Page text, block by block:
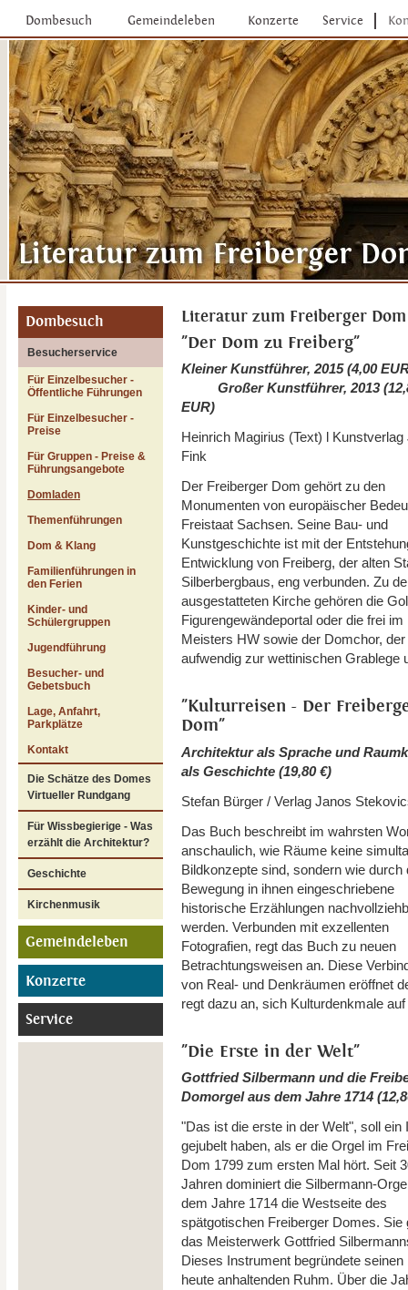
Dombesuch Gemeindeleben Konzerte Service
Dombesuch
Besucherservice
Für Einzelbesucher -
Öffentliche Führungen
Für Einzelbesucher -
Preise
Für Gruppen - Preise &
Führungsangebote
Domladen
Themenführungen
Dom & Klang
Familienführungen in
den Ferien
Kinder- und
Schülergruppen
Jugendführung
Besucher- und
Gebetsbuch
Lage, Anfahrt,
Parkplätze
Kontakt
Die Schätze des Domes
Virtueller Rundgang
Für Wissbegierige - Was
erzählt die Architektur?
Geschichte
Kirchenmusik
Gemeindeleben
Konzerte
Service
Literatur zum Freiberger Dom
"Der Dom zu Freiberg"
Kleiner Kunstführer, 2015(4,00
Großer Kunstführer, 2013
EUR)
Heinrich Magirius (Text) l Kunstverlag
Fink
Der Freiberger Dom gehört zu den
Monumenten von europäischer
Freistaat Sachsen. Seine Bau- und
Kunstgeschichte ist mit der
Entwicklung von Freiberg, der alten
Silberbergbaus, eng verbunden. Zu
ausgestatteten Kirche gehören die
Figurengewändeportal oder die frei
Meisters HW sowie der Domchor,
aufwendig zur wettinischen Grablege
"Kulturreisen - Der
Dom"
Architektur als Sprache und
als Geschichte (19,80 €)
Stefan Bürger / Verlag Janos
Das Buch beschreibt im wahrsten
anschaulich, wie Räume keine
Bildkonzepte sind, sondern wie durch
Bewegung in ihnen eingeschriebene
historische Erzählungen
werden. Verbunden mit exzellenten
Fotografien, regt das Buch zu neuen
Betrachtungsweisen an. Diese
von Real- und Denkräumen eröffnet
regt dazu an, sich Kulturdenkmale
"Die Erste in der Welt"
Gottfried Silbermann und die
Domorgel aus dem Jahre 1714
"Das ist die erste in der Welt", soll ein
gejubelt haben, als er die Orgel im
Dom 1799 zum ersten Mal hört. Seit
Jahren dominiert die Silbermann-
dem Jahre 1714 die Westseite des
spätgotischen Freiberger Domes. Sie
das Meisterwerk Gottfried
Dieses Instrument begründete seinen
heute anhaltenden Ruhm. Über die